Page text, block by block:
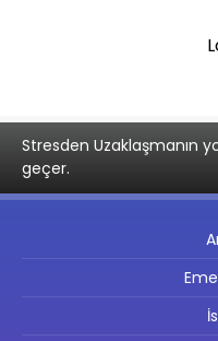
Stresden Uzaklaşmanın
geçer.